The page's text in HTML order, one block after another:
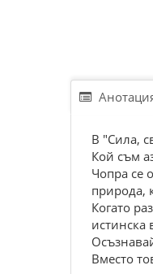
В "Сила,
Кой съм
Чопра се
природа,
Когато
истинска
Вместо